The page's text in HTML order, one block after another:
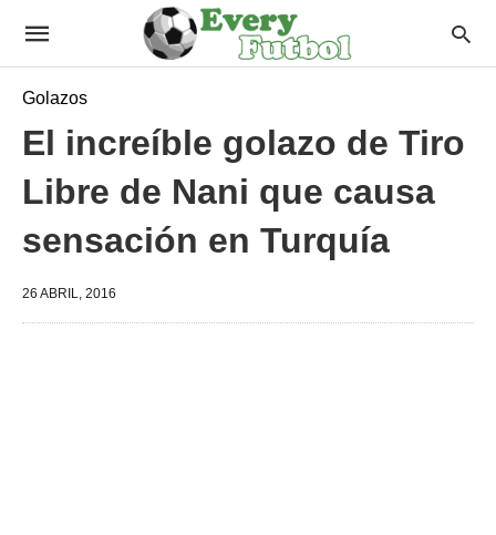
Golazos
El increíble golazo de Tiro
Libre de Nani que causa
sensación en Turquía
26 ABRIL, 2016